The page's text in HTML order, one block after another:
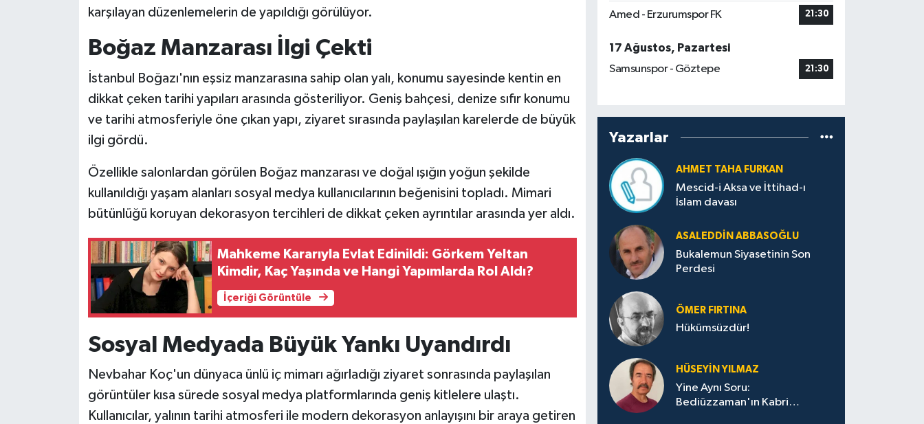
karşılayan düzenlemelerin de yapıldığı görülüyor.
Boğaz Manzarası İlgi Çekti
İstanbul Boğazı'nın eşsiz manzarasına sahip olan yalı, konumu sayesinde kentin en
dikkat çeken tarihi yapıları arasında gösteriliyor. Geniş bahçesi, denize sıfır konumu
ve tarihi atmosferiyle öne çıkan yapı, ziyaret sırasında paylaşılan karelerde de büyük
ilgi gördü.
Özellikle salonlardan görülen Boğaz manzarası ve doğal ışığın yoğun şekilde
kullanıldığı yaşam alanları sosyal medya kullanıcılarının beğenisini topladı. Mimari
bütünlüğü koruyan dekorasyon tercihleri de dikkat çeken ayrıntılar arasında yer aldı.
Mahkeme Kararıyla Evlat Edinildi: Görkem Yeltan
Kimdir, Kaç Yaşında ve Hangi Yapımlarda Rol Aldı?
İçeriği Görüntüle
Sosyal Medyada Büyük Yankı Uyandırdı
Nevbahar Koç'un dünyaca ünlü iç mimarı ağırladığı ziyaret sonrasında paylaşılan
görüntüler kısa sürede sosyal medya platformlarında geniş kitlelere ulaştı.
Kullanıcılar, yalının tarihi atmosferi ile modern dekorasyon anlayışını bir araya getiren
Amed - Erzurumspor FK 21:30
17 Ağustos, Pazartesi
Samsunspor - Göztepe
21:30
Yazarlar
AHMET TAHA FURKAN
Mescid-i Aksa ve İttihad-ı
İslam davası
ASALEDDIN ABBASOĞLU
Bukalemun Siyasetinin Son
Perdesi
ÖMER FIRTINA
Hükümsüzdür!
HÜSEYIN YILMAZ
Yine Aynı Soru:
Bediüzzaman'ın Kabri